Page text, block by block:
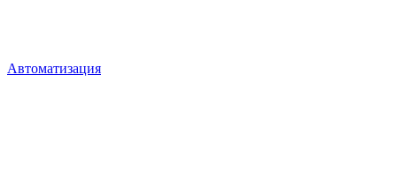
Автоматизация